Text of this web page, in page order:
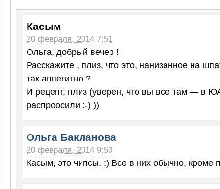
Касым
20 февраля, 2014 7:51
Ольга, добрый вечер !
Расскажите , плиз, что это, нанизанное на
так аппетитно ?
И рецепт, плиз (уверен, что вы все там — в
распроосили :-) ))
Ольга Бакланова
20 февраля, 2014 9:53
Касым, это чипсы. :) Все в них обычно, кроме